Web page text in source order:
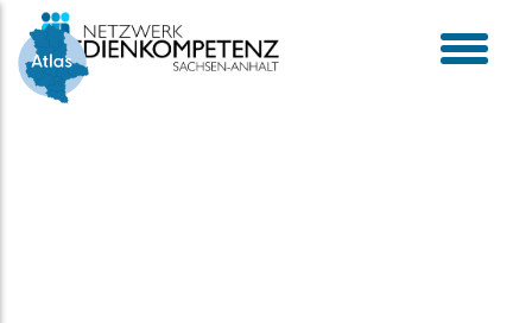
toggle
menu
Skip
content